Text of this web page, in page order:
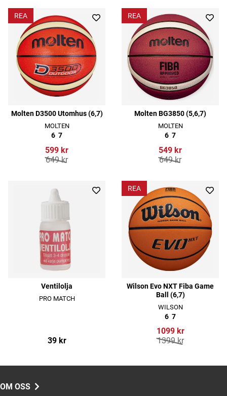
REA
Molten D3500 Utomhus (6,7)
MOLTEN
6 7
599 kr
649 kr
REA
Molten BG3850 (5,6,7)
MOLTEN
6 7
549 kr
649 kr
Ventilolja
PRO MATCH
39 kr
REA
Wilson Evo NXT Fiba Game
Ball (6,7)
WILSON
6 7
1099 kr
1399 kr
OM OSS